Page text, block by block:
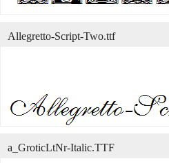
Allegretto-Script-Two.ttf
a_GroticLtNr-Italic.TTF